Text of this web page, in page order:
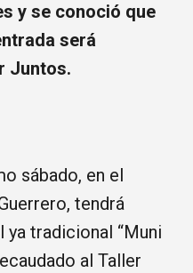
y se conoció que
será
Juntos.
sábado, en el
tendrá
ya tradicional “Muni
al Taller